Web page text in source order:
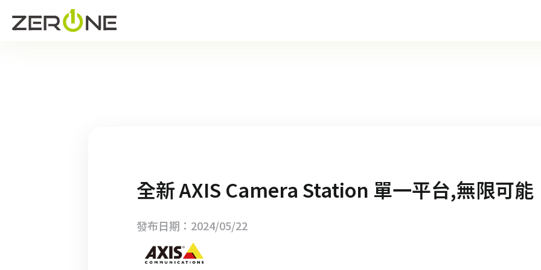
全新 AXIS Camera Station 單一平台,無限可能
發布日期：2024/05/22